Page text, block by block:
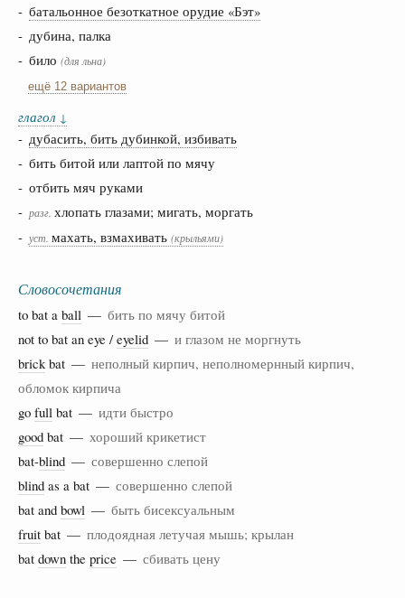
- батальонное безоткатное орудие «Бэт»
- дубина, палка
- било (для льна)
ещё 12 вариантов
глагол ↓
- дубасить, бить дубинкой, избивать
- бить битой или лаптой по мячу
- отбить мяч руками
- разг. хлопать глазами; мигать, моргать
- уст. махать, взмахивать (крыльями)
Словосочетания
to bat a ball — бить по мячу битой
not to bat an eye / eyelid — и глазом не моргнуть
brick bat — неполный кирпич, неполномернный кирпич,
обломок кирпича
go full bat — идти быстро
good bat — хороший крикетист
bat-blind — совершенно слепой
blind as a bat — совершенно слепой
bat and bowl — быть бисексуальным
fruit bat — плодоядная летучая мышь; крылан
bat down the price — сбивать цену